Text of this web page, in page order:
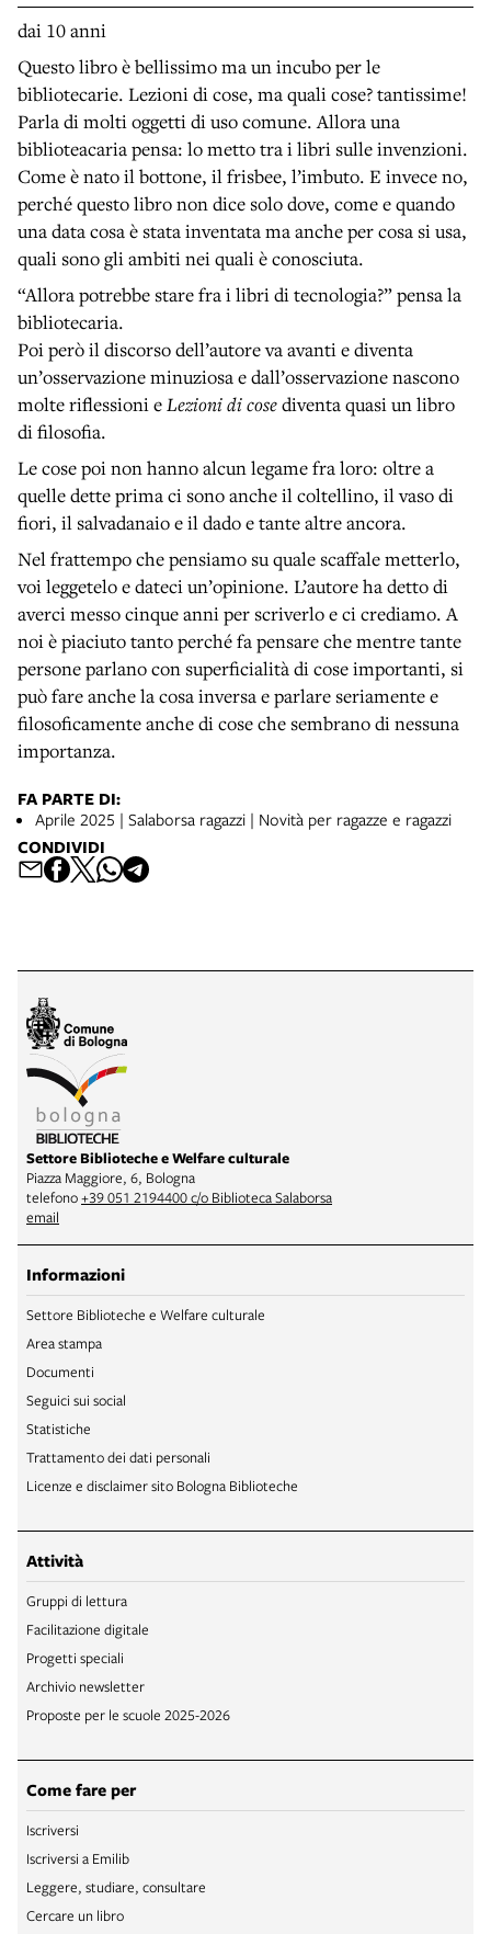
dai 10 anni
Questo libro è bellissimo ma un incubo per le
bibliotecarie. Lezioni di cose, ma quali cose? tantissime!
Parla di molti oggetti di uso comune. Allora una
biblioteacaria pensa: lo metto tra i libri sulle invenzioni.
Come è nato il bottone, il frisbee, l’imbuto. E invece no,
perché questo libro non dice solo dove, come e quando
una data cosa è stata inventata ma anche per cosa si usa,
quali sono gli ambiti nei quali è conosciuta.
“Allora potrebbe stare fra i libri di tecnologia?” pensa la
bibliotecaria.
Poi però il discorso dell’autore va avanti e diventa
un’osservazione minuziosa e dall’osservazione nascono
molte riflessioni eLezioni di cosediventa quasi un libro
di filosofia.
Le cose poi non hanno alcun legame fra loro: oltre a
quelle dette prima ci sono anche il coltellino, il vaso di
fiori, il salvadanaio e il dado e tante altre ancora.
Nel frattempo che pensiamo su quale scaffale metterlo,
voi leggetelo e dateci un’opinione. L’autore ha detto di
averci messo cinque anni per scriverlo e ci crediamo. A
noi è piaciuto tanto perché fa pensare che mentre tante
persone parlano con superficialità di cose importanti, si
può fare anche la cosa inversa e parlare seriamente e
filosoficamente anche di cose che sembrano di nessuna
importanza.
FA PARTE DI:
Aprile 2025 | Salaborsa ragazzi | Novità per ragazze e ragazzi
CONDIVIDI
Settore Biblioteche e Welfare culturale
Piazza Maggiore, 6, Bologna
telefono+39 051 2194400 c/o Biblioteca Salaborsa
email
Informazioni
Settore Biblioteche e Welfare culturale
Area stampa
Documenti
Seguici sui social
Statistiche
Trattamento dei dati personali
Licenze e disclaimer sito Bologna Biblioteche
Attività
Gruppi di lettura
Facilitazione digitale
Progetti speciali
Archivio newsletter
Proposte per le scuole 2025-2026
Come fare per
Iscriversi
Iscriversi a Emilib
Leggere, studiare, consultare
Cercare un libro